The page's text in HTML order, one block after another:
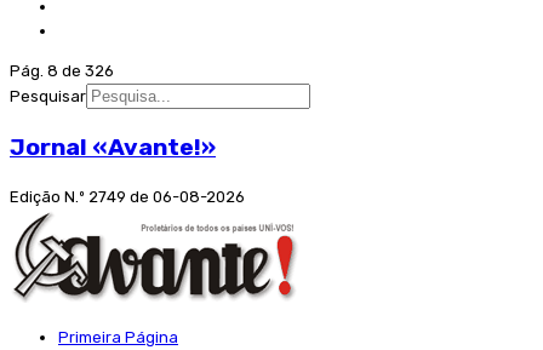
Pág. 8 de 326
Pesquisar
Jornal «Avante!»
Edição N.º 2749 de 06-08-2026
Primeira Página